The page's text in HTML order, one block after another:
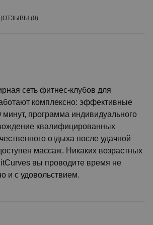
ОТЗЫВЫ (0)
сеть фитнес-клубов для
комплексно: эффективные
минут, программа индивидуального
квалифицированных
отдыха после удачной
массаж. Никаких возрастных
вы проводите время не
и с удовольствием.